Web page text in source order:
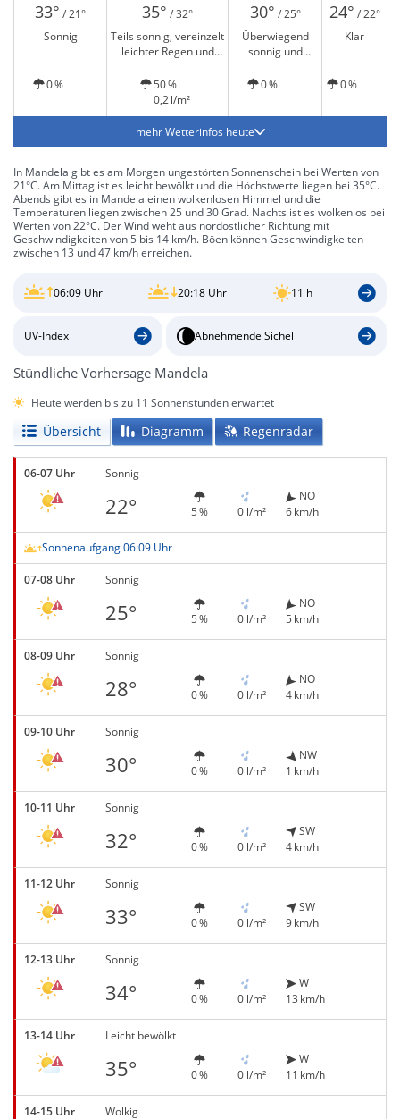
33° / 21° 35° / 32° 30° / 25° 24° / 22°
Sonnig
Teils sonnig, vereinzelt
leichter Regen und
Überwiegend
sonnig und
Klar
0 %
50 %
0,2 l/m²
0 % 0 %
mehr Wetterinfos heute
In Mandela gibt es am Morgen ungestörten Sonnenschein bei Werten von
21°C. Am Mittag ist es leicht bewölkt und die Höchstwerte liegen bei 35°C.
Abends gibt es in Mandela einen wolkenlosen Himmel und die
Temperaturen liegen zwischen 25 und 30 Grad. Nachts ist es wolkenlos bei
Werten von 22°C. Der Wind weht aus nordöstlicher Richtung mit
Geschwindigkeiten von 5 bis 14 km/h. Böen können Geschwindigkeiten
zwischen 13 und 47 km/h erreichen.
06:09 Uhr 20:18 Uhr 11 h
UV-Index Abnehmende Sichel
Stündliche Vorhersage Mandela
Heute werden bis zu 11 Sonnenstunden erwartet
Übersicht Diagramm Regenradar
06-07 Uhr Sonnig
22° 5 % 0 l/m²
NO
6 km/h
Sonnenaufgang 06:09 Uhr
07-08 Uhr Sonnig
25° 5 % 0 l/m²
NO
5 km/h
08-09 Uhr Sonnig
28° 0 % 0 l/m²
NO
4 km/h
09-10 Uhr Sonnig
30° 0 % 0 l/m²
NW
1 km/h
10-11 Uhr Sonnig
32° 0 % 0 l/m²
SW
4 km/h
11-12 Uhr Sonnig
33° 0 % 0 l/m²
SW
9 km/h
12-13 Uhr Sonnig
34° 0 % 0 l/m²
W
13 km/h
13-14 Uhr Leicht bewölkt
35° 0 % 0 l/m²
W
11 km/h
14-15 Uhr Wolkig